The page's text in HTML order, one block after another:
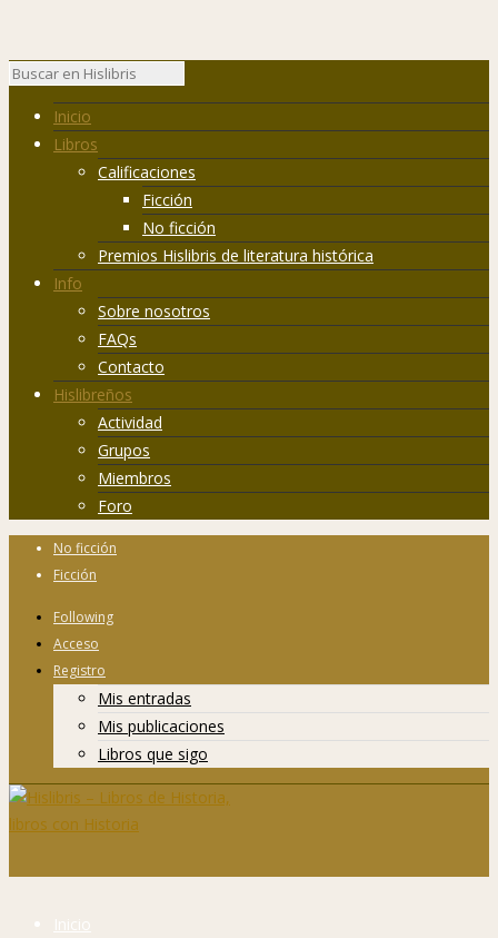
Inicio
Libros
Calificaciones
Ficción
No ficción
Premios Hislibris de literatura histórica
Info
Sobre nosotros
FAQs
Contacto
Hislibreños
Actividad
Grupos
Miembros
Foro
No ficción
Ficción
Following
Acceso
Registro
Mis entradas
Mis publicaciones
Libros que sigo
Inicio